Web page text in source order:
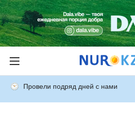
Провели подряд дней с нами